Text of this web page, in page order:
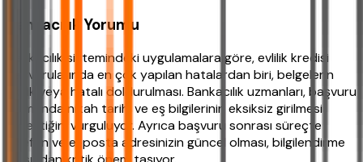
Bankacılık Yorumu
Bankacılık sistemindeki uygulamalara göre, evlilik kredisi
başvurularında en çok yapılan hatalardan biri, belgelerin
eksik veya hatalı doldurulması. Bankacılık uzmanları, başvuru
formunda nikah tarihi ve eş bilgilerinin eksiksiz girilmesi
gerektiğini vurguluyor. Ayrıca başvuru sonrası süreçte
telefon ve e-posta adresinizin güncel olması, bilgilendirme